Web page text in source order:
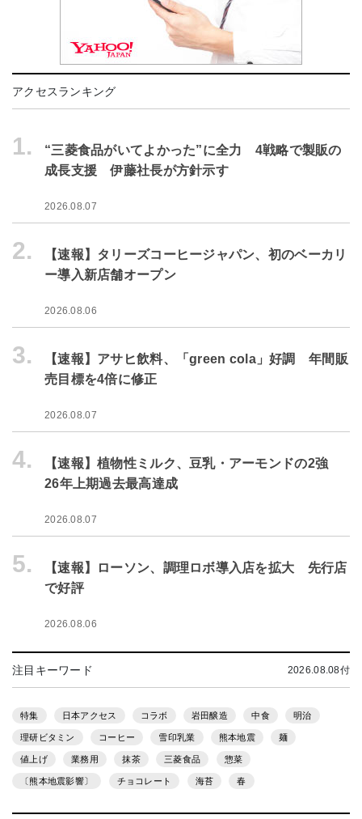
アクセスランキング
1.
“三菱食品がいてよかった”に全力 4戦略で製販の
成長支援 伊藤社長が方針示す
2026.08.07
2.
【速報】タリーズコーヒージャパン、初のベーカリ
ー導入新店舗オープン
2026.08.06
3.
【速報】アサヒ飲料、「green cola」好調 年間販
売目標を4倍に修正
2026.08.07
4.
【速報】植物性ミルク、豆乳・アーモンドの2強
26年上期過去最高達成
2026.08.07
5.
【速報】ローソン、調理ロボ導入店を拡大 先行店
で好評
2026.08.06
注目キーワード 2026.08.08付
特集 日本アクセス コラボ 岩田醸造 中食 明治
理研ビタミン コーヒー 雪印乳業 熊本地震 麺
値上げ 業務用 抹茶 三菱食品 惣菜
〔熊本地震影響〕 チョコレート 海苔 春